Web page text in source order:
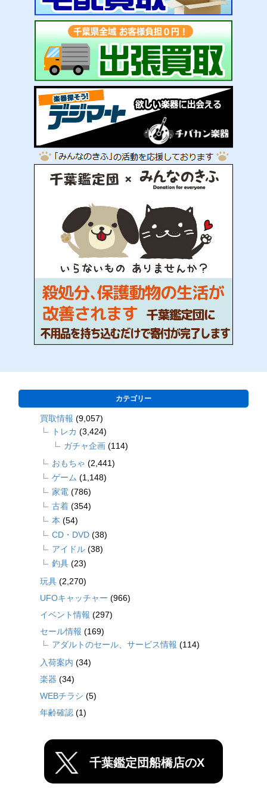
カテゴリー
買取情報 (9,057)
トレカ (3,424)
ガチャ企画 (114)
おもちゃ (2,441)
ゲーム (1,148)
家電 (786)
古着 (354)
本 (54)
CD・DVD (38)
アイドル (38)
釣具 (23)
玩具 (2,270)
UFOキャッチャー (966)
イベント情報 (297)
セール情報 (169)
アダルトのセール、サービス情報 (114)
入荷案内 (34)
楽器 (34)
WEBチラシ (5)
年齢確認 (1)
千葉鑑定団船橋店のX